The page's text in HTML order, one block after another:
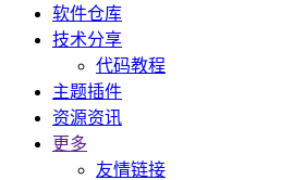
软件仓库
技术分享
代码教程
主题插件
资源资讯
更多
友情链接